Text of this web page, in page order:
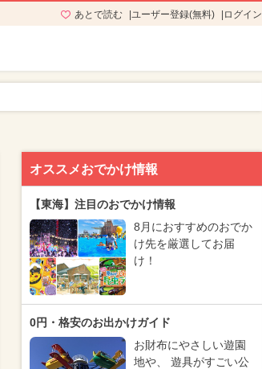
あとで読む ユーザー登録(無料) ログイン
オススメおでかけ情報
【東海】注目のおでかけ情報
8月におすすめのおでか
け先を厳選してお届
け！
0円・格安のお出かけガイド
お財布にやさしい遊園
地や、 遊具がすごい公